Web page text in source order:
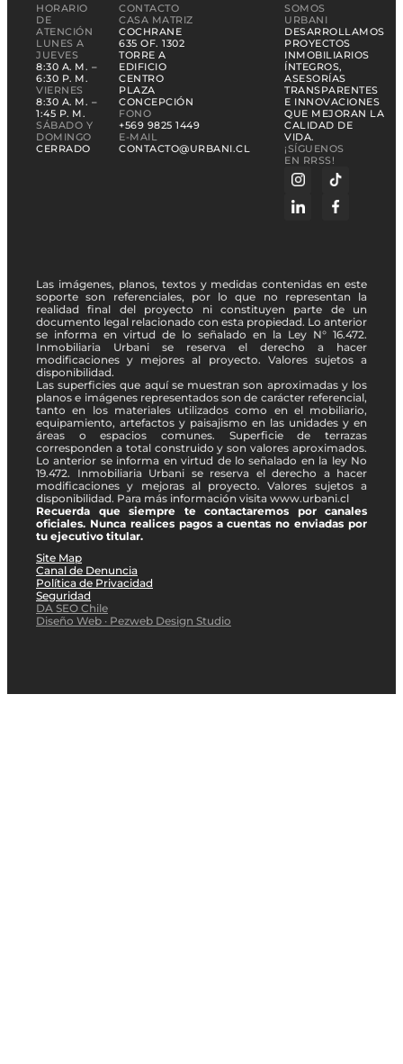
HORARIO
DE
ATENCIÓN
LUNES A
JUEVES
8:30 A. M. –
6:30 P. M.
VIERNES
8:30 A. M. –
1:45 P. M.
SÁBADO Y
DOMINGO
CERRADO
CONTACTO
CASA MATRIZ
COCHRANE
635 OF. 1302
TORRE A
EDIFICIO
CENTRO
PLAZA
CONCEPCIÓN
FONO
+569 9825 1449
E-MAIL
CONTACTO@URBANI.CL
SOMOS
URBANI
DESARROLLAMOS
PROYECTOS
INMOBILIARIOS
ÍNTEGROS,
ASESORÍAS
TRANSPARENTES
E INNOVACIONES
QUE MEJORAN LA
CALIDAD DE
VIDA.
¡SÍGUENOS
EN RRSS!
Las imágenes, planos, textos y medidas contenidas en este
soporte son referenciales, por lo que no representan la
realidad final del proyecto ni constituyen parte de un
documento legal relacionado con esta propiedad. Lo anterior
se informa en virtud de lo señalado en la Ley N° 16.472.
Inmobiliaria Urbani se reserva el derecho a hacer
modificaciones y mejores al proyecto. Valores sujetos a
disponibilidad.
Las superficies que aquí se muestran son aproximadas y los
planos e imágenes representados son de carácter referencial,
tanto en los materiales utilizados como en el mobiliario,
equipamiento, artefactos y paisajismo en las unidades y en
áreas o espacios comunes. Superficie de terrazas
corresponden a total construido y son valores aproximados.
Lo anterior se informa en virtud de lo señalado en la ley No
19.472. Inmobiliaria Urbani se reserva el derecho a hacer
modificaciones y mejoras al proyecto. Valores sujetos a
disponibilidad. Para más información visita www.urbani.cl
Recuerda que siempre te contactaremos por canales
oficiales. Nunca realices pagos a cuentas no enviadas por
tu ejecutivo titular.
Site Map
Canal de Denuncia
Política de Privacidad
Seguridad
DA SEO Chile
Diseño Web · Pezweb Design Studio